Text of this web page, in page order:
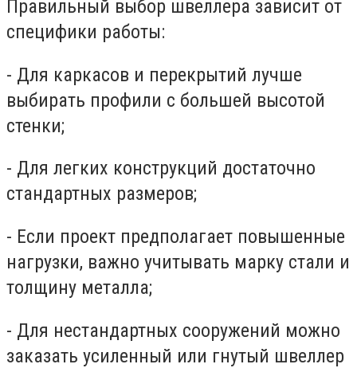
Правильный выбор швеллера зависит от
специфики работы:
- Для каркасов и перекрытий лучше
выбирать профили с большей высотой
стенки;
- Для легких конструкций достаточно
стандартных размеров;
- Если проект предполагает повышенные
нагрузки, важно учитывать марку стали и
толщину металла;
- Для нестандартных сооружений можно
заказать усиленный или гнутый швеллер